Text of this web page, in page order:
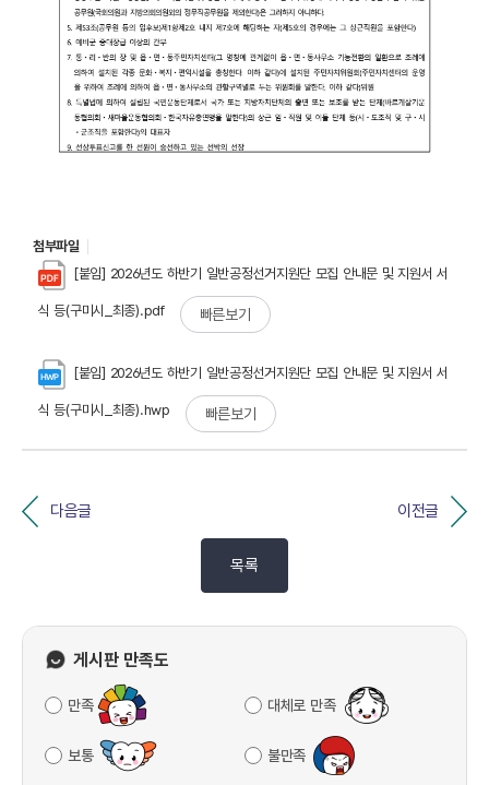
첨부파일
[붙임] 2026년도 하반기 일반공정선거지원단 모집 안내문 및 지원서 서
식 등(구미시_최종).pdf 빠른보기
[붙임] 2026년도 하반기 일반공정선거지원단 모집 안내문 및 지원서 서
식 등(구미시_최종).hwp 빠른보기
다음글 이전글
목록
게시판 만족도
만족 대체로 만족
보통 불만족